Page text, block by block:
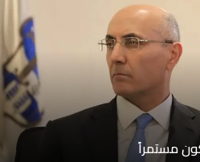
مستمراً